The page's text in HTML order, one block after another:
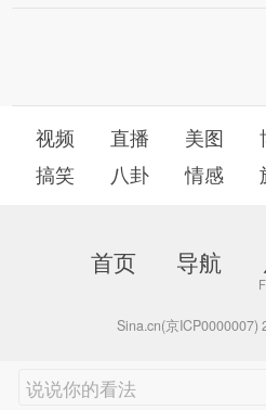
视频 直播 美图
搞笑
八卦 情感
首页 导航
Sina.cn(京ICP0000007)
说说你的看法